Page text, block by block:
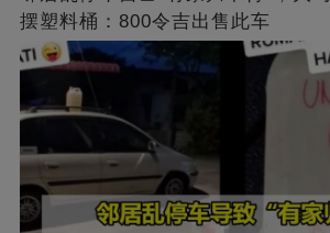
摆塑料桶：800令吉出售此车